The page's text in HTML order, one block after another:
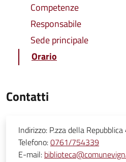
Competenze
Responsabile
Sede principale
Orario
Contatti
Indirizzo: P.zza della Repubblica
Telefono:0761/754339
E-mail: